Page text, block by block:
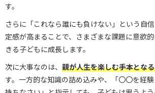
す。
さらに「これなら誰にも負けない」という自
定感が高まることで、さまざまな課題に意欲
きる子どもに成長します。
次に大事なのは、 親が人生を楽しむ手本とな
す。一方的な知識の詰め込みや、「〇〇を経